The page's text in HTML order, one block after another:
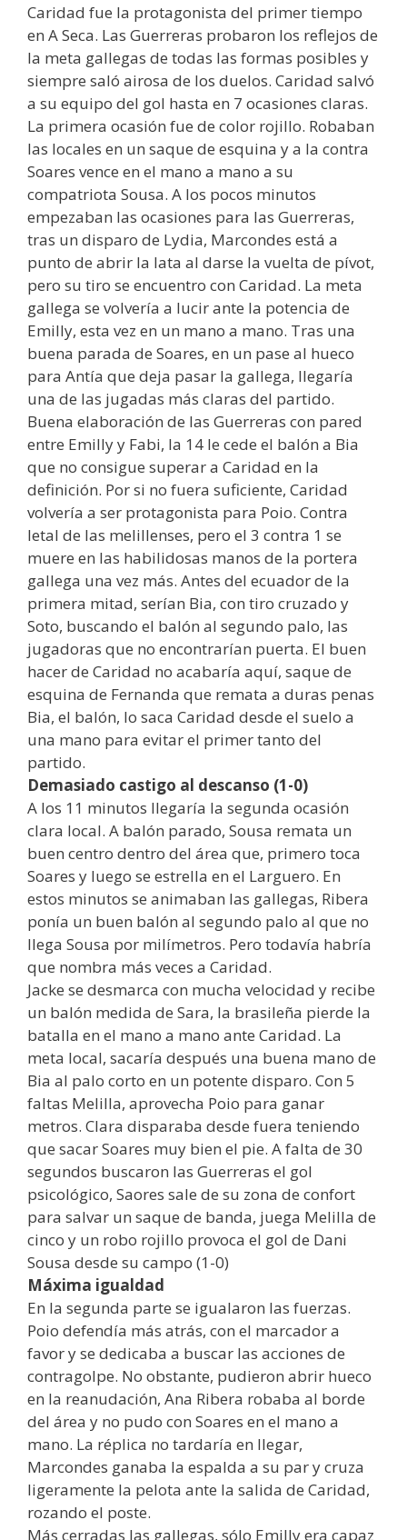
Caridad fue la protagonista del primer tiempo
en A Seca. Las Guerreras probaron los reflejos de
la meta gallegas de todas las formas posibles y
siempre saló airosa de los duelos. Caridad salvó
a su equipo del gol hasta en 7 ocasiones claras.
La primera ocasión fue de color rojillo. Robaban
las locales en un saque de esquina y a la contra
Soares vence en el mano a mano a su
compatriota Sousa. A los pocos minutos
empezaban las ocasiones para las Guerreras,
tras un disparo de Lydia, Marcondes está a
punto de abrir la lata al darse la vuelta de pívot,
pero su tiro se encuentro con Caridad. La meta
gallega se volvería a lucir ante la potencia de
Emilly, esta vez en un mano a mano. Tras una
buena parada de Soares, en un pase al hueco
para Antía que deja pasar la gallega, llegaría
una de las jugadas más claras del partido.
Buena elaboración de las Guerreras con pared
entre Emilly y Fabi, la 14 le cede el balón a Bia
que no consigue superar a Caridad en la
definición. Por si no fuera suficiente, Caridad
volvería a ser protagonista para Poio. Contra
letal de las melillenses, pero el 3 contra 1 se
muere en las habilidosas manos de la portera
gallega una vez más. Antes del ecuador de la
primera mitad, serían Bia, con tiro cruzado y
Soto, buscando el balón al segundo palo, las
jugadoras que no encontrarían puerta. El buen
hacer de Caridad no acabaría aquí, saque de
esquina de Fernanda que remata a duras penas
Bia, el balón, lo saca Caridad desde el suelo a
una mano para evitar el primer tanto del
partido.
Demasiado castigo al descanso (1-0)
A los 11 minutos llegaría la segunda ocasión
clara local. A balón parado, Sousa remata un
buen centro dentro del área que, primero toca
Soares y luego se estrella en el Larguero. En
estos minutos se animaban las gallegas, Ribera
ponía un buen balón al segundo palo al que no
llega Sousa por milímetros. Pero todavía habría
que nombra más veces a Caridad.
Jacke se desmarca con mucha velocidad y recibe
un balón medida de Sara, la brasileña pierde la
batalla en el mano a mano ante Caridad. La
meta local, sacaría después una buena mano de
Bia al palo corto en un potente disparo. Con 5
faltas Melilla, aprovecha Poio para ganar
metros. Clara disparaba desde fuera teniendo
que sacar Soares muy bien el pie. A falta de 30
segundos buscaron las Guerreras el gol
psicológico, Saores sale de su zona de confort
para salvar un saque de banda, juega Melilla de
cinco y un robo rojillo provoca el gol de Dani
Sousa desde su campo (1-0)
Máxima igualdad
En la segunda parte se igualaron las fuerzas.
Poio defendía más atrás, con el marcador a
favor y se dedicaba a buscar las acciones de
contragolpe. No obstante, pudieron abrir hueco
en la reanudación, Ana Ribera robaba al borde
del área y no pudo con Soares en el mano a
mano. La réplica no tardaría en llegar,
Marcondes ganaba la espalda a su par y cruza
ligeramente la pelota ante la salida de Caridad,
rozando el poste.
Más cerradas las gallegas, sólo Emilly era capaz